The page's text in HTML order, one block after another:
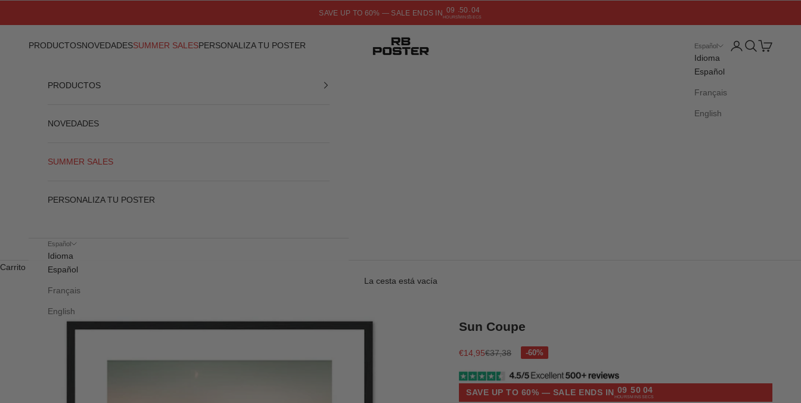
SAVE UP TO 60% — SALE ENDS IN 09
HOURS:50
MINS: 03
SECS
RB POSTER
PRODUCTOSNOVEDADESSUMMER SALESPERSONALIZA TU POSTER Español
Idioma
Español
Français
English
Iniciar sesión
Buscar
Cesta
PRODUCTOS
NOVEDADES
SUMMER SALES
PERSONALIZA TU POSTER
Español
Idioma
Español
Français
English
Carrito
La cesta está vacía
Sun Coupe
Precio de oferta
€14,95Precio normal
€37,38
SAVE UP TO 60% — SALE ENDS IN 09
HOURS
50
MINS
03
SECS